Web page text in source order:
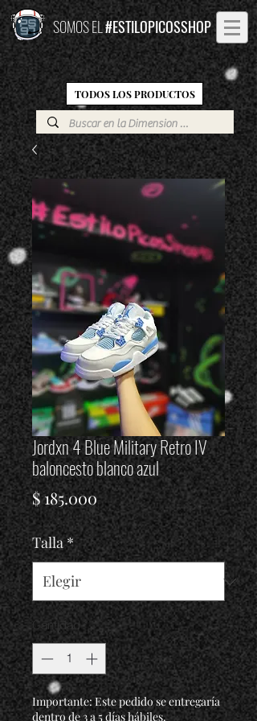
SOMOS EL#ESTILOPICOSSHOP
TODOS LOS PRODUCTOS
Jordxn 4 Blue Military Retro IV
baloncesto blanco azul
$ 185.000Precio
Talla*
Cantidad *
Importante: Este pedido se entregaría
dentro de 3 a 5 días hábiles.